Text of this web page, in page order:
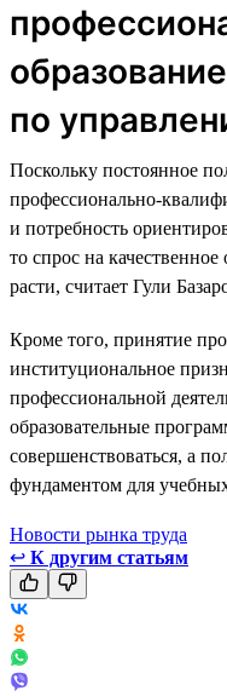
по
Поскольку постоянное
профессионально-
и потребность
то спрос на
расти, считает Гули
Кроме того, принятие
институциональное
профессиональной
образовательные
совершенствоваться, а
фундаментом для
Новости рынка труда
↩ К другим статьям